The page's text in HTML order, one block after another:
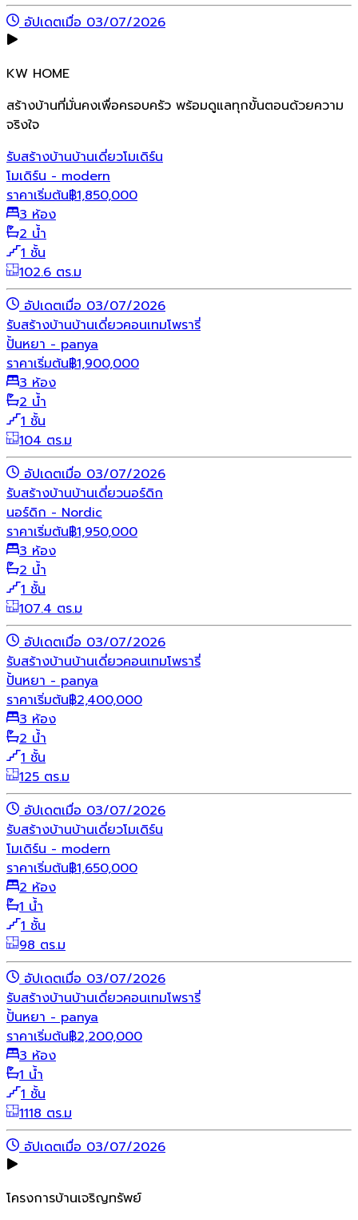
อัปเดตเมื่อ 03/07/2026
KW HOME
สร้างบ้านที่มั่นคงเพื่อครอบครัว พร้อมดูแลทุกขั้นตอนด้วยความ
จริงใจ
รับสร้างบ้านบ้านเดี่ยวโมเดิร์น
โมเดิร์น - modern
ราคาเริ่มต้น฿1,850,000
3 ห้อง
2 น้ำ
1 ชั้น
102.6 ตร.ม
อัปเดตเมื่อ 03/07/2026
รับสร้างบ้านบ้านเดี่ยวคอนเทมโพรารี่
ปั้นหยา - panya
ราคาเริ่มต้น฿1,900,000
3 ห้อง
2 น้ำ
1 ชั้น
104 ตร.ม
อัปเดตเมื่อ 03/07/2026
รับสร้างบ้านบ้านเดี่ยวนอร์ดิก
นอร์ดิก - Nordic
ราคาเริ่มต้น฿1,950,000
3 ห้อง
2 น้ำ
1 ชั้น
107.4 ตร.ม
อัปเดตเมื่อ 03/07/2026
รับสร้างบ้านบ้านเดี่ยวคอนเทมโพรารี่
ปั้นหยา - panya
ราคาเริ่มต้น฿2,400,000
3 ห้อง
2 น้ำ
1 ชั้น
125 ตร.ม
อัปเดตเมื่อ 03/07/2026
รับสร้างบ้านบ้านเดี่ยวโมเดิร์น
โมเดิร์น - modern
ราคาเริ่มต้น฿1,650,000
2 ห้อง
1 น้ำ
1 ชั้น
98 ตร.ม
อัปเดตเมื่อ 03/07/2026
รับสร้างบ้านบ้านเดี่ยวคอนเทมโพรารี่
ปั้นหยา - panya
ราคาเริ่มต้น฿2,200,000
3 ห้อง
1 น้ำ
1 ชั้น
1118 ตร.ม
อัปเดตเมื่อ 03/07/2026
โครงการบ้านเจริญทรัพย์